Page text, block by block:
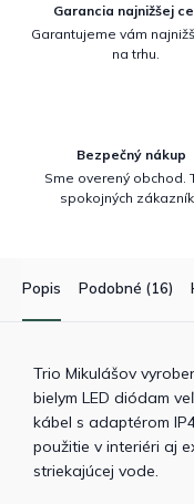
Garancia najnižšej
Garantujeme vám
na trhu.
Bezpečný nákup
Sme overený obchod.
spokojných
Popis Podobné (16)
Trio Mikulášov
bielym LED diódam
kábel s adaptérom
použitie v interiéri aj
striekajúcej vode.